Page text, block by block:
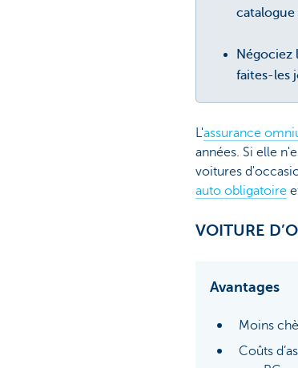
Négociez
faites-les
L'assurance
années. Si elle
voitures
auto obligatoire
VOITURE
Avantages
Moins
Coûts